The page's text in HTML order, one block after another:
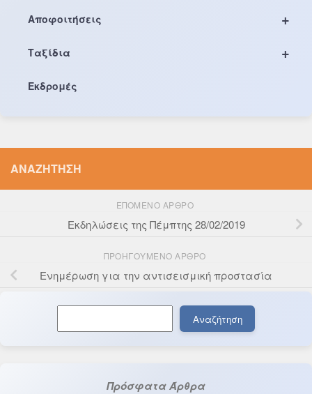
+
Αποφοιτήσεις
+
Ταξίδια
Εκδρομές
ΑΝΑΖΉΤΗΣΗ
ΕΠΌΜΕΝΟ ΆΡΘΡΟ
Εκδηλώσεις της Πέμπτης 28/02/2019
ΠΡΟΗΓΟΎΜΕΝΟ ΆΡΘΡΟ
Ενημέρωση για την αντισεισμική προστασία
Αναζήτηση
Πρόσφατα Άρθρα